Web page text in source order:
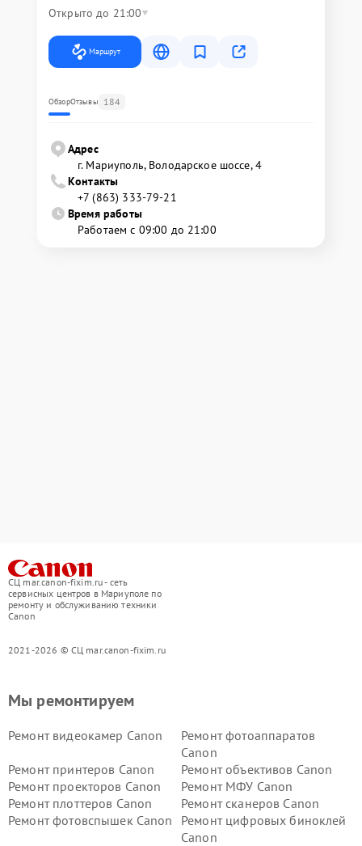
Открыто до 21:00
Маршрут
ОбзорОтзывы 184
Адрес
г. Мариуполь, Володарское шоссе, 4
Контакты
+7 (863) 333-79-21
Время работы
Работаем с 09:00 до 21:00
СЦ mar.canon-fixim.ru - сеть
сервисных центров в Мариуполе по
ремонту и обслуживанию техники
Canon
2021-2026 © СЦ mar.canon-fixim.ru
Мы ремонтируем
Ремонт видеокамер Canon
Ремонт фотоаппаратов
Canon
Ремонт принтеров Canon
Ремонт объективов Canon
Ремонт проекторов Canon
Ремонт МФУ Canon
Ремонт плоттеров Canon
Ремонт сканеров Canon
Ремонт фотовспышек Canon
Ремонт цифровых биноклей
Canon